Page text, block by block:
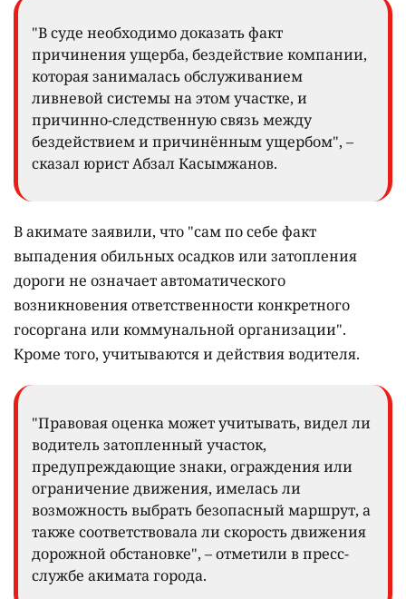
"В суде необходимо доказать факт
причинения ущерба, бездействие компании,
которая занималась обслуживанием
ливневой системы на этом участке, и
причинно-следственную связь между
бездействием и причинённым ущербом", –
сказал юрист Абзал Касымжанов.
В акимате заявили, что "сам по себе факт
выпадения обильных осадков или затопления
дороги не означает автоматического
возникновения ответственности конкретного
госоргана или коммунальной организации".
Кроме того, учитываются и действия водителя.
"Правовая оценка может учитывать, видел ли
водитель затопленный участок,
предупреждающие знаки, ограждения или
ограничение движения, имелась ли
возможность выбрать безопасный маршрут, а
также соответствовала ли скорость движения
дорожной обстановке", – отметили в пресс-
службе акимата города.